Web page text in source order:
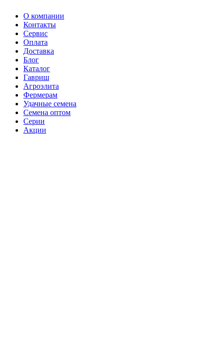
О компании
Контакты
Сервис
Оплата
Доставка
Блог
Каталог
Гавриш
Агроэлита
Фермерам
Удачные семена
Семена оптом
Серии
Акции